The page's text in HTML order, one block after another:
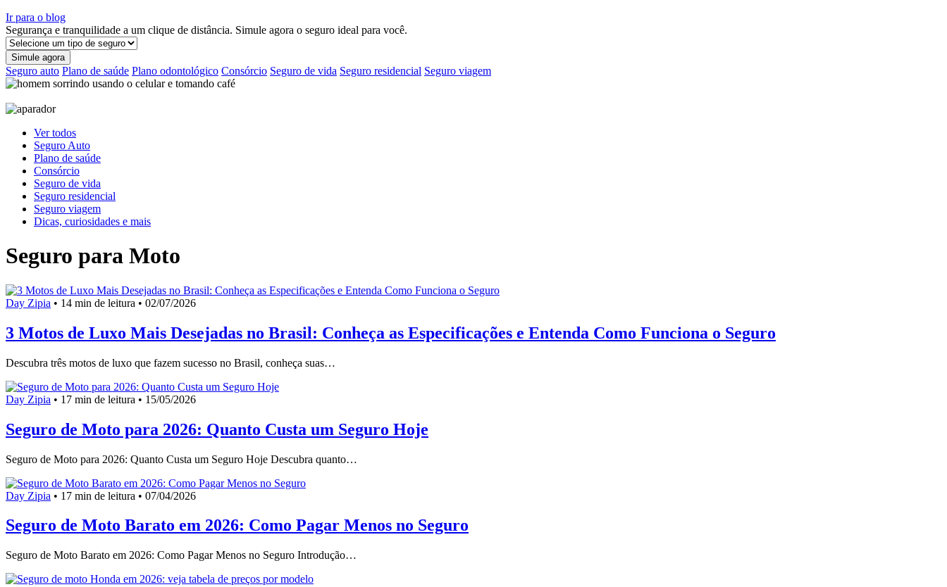
Ir para o blog
Segurança e tranquilidade a um clique de distância. Simule agora o seguro ideal para você.
Simule agora
Seguro auto Plano de saúde Plano odontológico Consórcio Seguro de vida Seguro residencial Seguro viagem
Ver todos
Seguro Auto
Plano de saúde
Consórcio
Seguro de vida
Seguro residencial
Seguro viagem
Dicas, curiosidades e mais
Seguro para Moto
Day Zipia • 14 min de leitura • 02/07/2026
3 Motos de Luxo Mais Desejadas no Brasil: Conheça as Especificações e Entenda Como Funciona o Seguro
Descubra três motos de luxo que fazem sucesso no Brasil, conheça suas…
Day Zipia • 17 min de leitura • 15/05/2026
Seguro de Moto para 2026: Quanto Custa um Seguro Hoje
Seguro de Moto para 2026: Quanto Custa um Seguro Hoje Descubra quanto…
Day Zipia • 17 min de leitura • 07/04/2026
Seguro de Moto Barato em 2026: Como Pagar Menos no Seguro
Seguro de Moto Barato em 2026: Como Pagar Menos no Seguro Introdução…